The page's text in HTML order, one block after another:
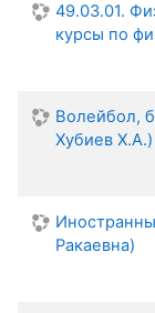
49.03.01.
курсы по
Волейбол,
Хубиев Х.А.)
Ракаевна)